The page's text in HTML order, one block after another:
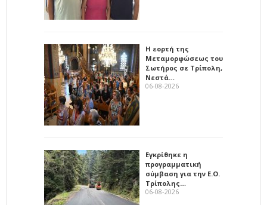
Η εορτή της
Μεταμορφώσεως του
Σωτήρος σε Τρίπολη,
Νεστά…
06-08-2026
Εγκρίθηκε η
προγραμματική
σύμβαση για την Ε.Ο.
Τρίπολης…
06-08-2026